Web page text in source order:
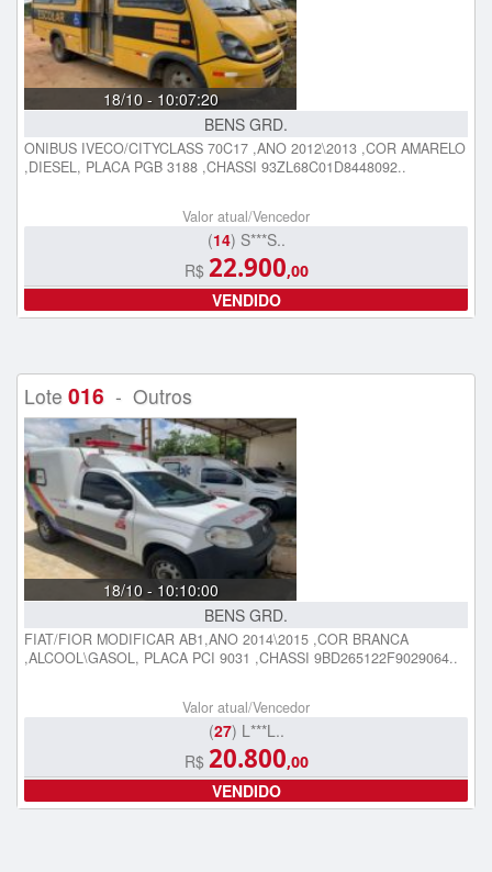
18/10 - 10:07:20
BENS GRD.
ONIBUS IVECO/CITYCLASS 70C17 ,ANO 2012\2013 ,COR AMARELO
,DIESEL, PLACA PGB 3188 ,CHASSI 93ZL68C01D8448092..
Valor atual/Vencedor
(14) S***S..
R$ 22.900,00
VENDIDO
Lote 016 - Outros
18/10 - 10:10:00
BENS GRD.
FIAT/FIOR MODIFICAR AB1,ANO 2014\2015 ,COR BRANCA
,ALCOOL\GASOL, PLACA PCI 9031 ,CHASSI 9BD265122F9029064..
Valor atual/Vencedor
(27) L***L..
R$ 20.800,00
VENDIDO